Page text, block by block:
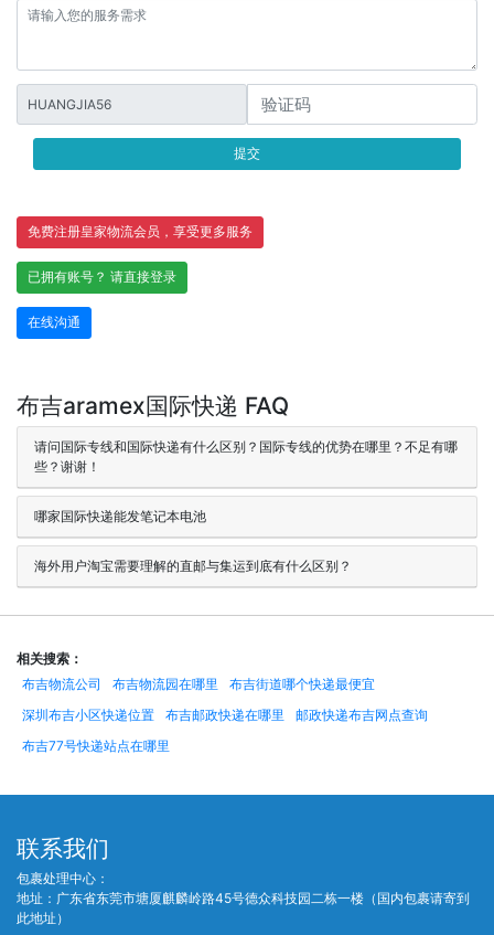
HUANGJIA56
提交
免费注册皇家物流会员，享受更多服务
已拥有账号？ 请直接登录
在线沟通
布吉aramex国际快递 FAQ
请问国际专线和国际快递有什么区别？国际专线的优势在哪里？不足有哪
些？谢谢！
哪家国际快递能发笔记本电池
海外用户淘宝需要理解的直邮与集运到底有什么区别？
相关搜索：
布吉物流公司
布吉物流园在哪里
布吉街道哪个快递最便宜
深圳布吉小区快递位置
布吉邮政快递在哪里
邮政快递布吉网点查询
布吉77号快递站点在哪里
联系我们
包裹处理中心：
地址：广东省东莞市塘厦麒麟岭路45号德众科技园二栋一楼（国内包裹请寄到
此地址）